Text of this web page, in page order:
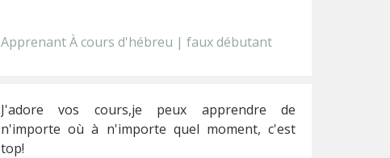
Apprenant À cours d'hébreu | faux débutant
J'adore vos cours,je peux apprendre de
n'importe où à n'importe quel moment, c'est
top!